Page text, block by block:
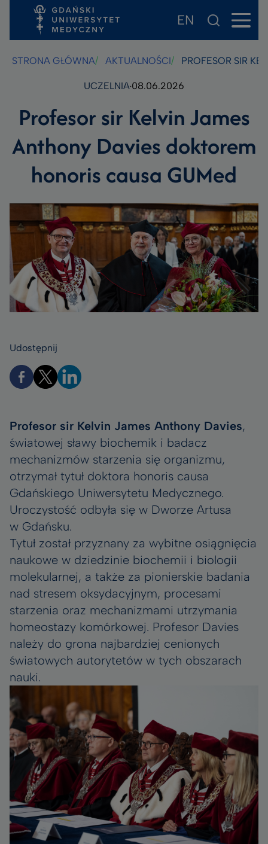
Przejdź
do
treści
Przejdź
do
wyszukiwarki
Przejdź
do
stopki
EN
STRONA GŁÓWNA AKTUALNOŚCI PROFESOR SIR
UCZELNIA 08.06.2026
Profesor sir Kelvin James
Anthony Davies doktorem
honoris causa GUMed
Udostępnij
Profesor sir Kelvin James Anthony Davies,
światowej sławy biochemik i badacz
mechanizmów starzenia się organizmu,
otrzymał tytuł doktora honoris causa
Gdańskiego Uniwersytetu Medycznego.
Uroczystość odbyła się w Dworze Artusa
w Gdańsku.
Tytuł został przyznany za wybitne osiągnięcia
naukowe w dziedzinie biochemii i biologii
molekularnej, a także za pionierskie badania
nad stresem oksydacyjnym, procesami
starzenia oraz mechanizmami utrzymania
homeostazy komórkowej. Profesor Davies
należy do grona najbardziej cenionych
światowych autorytetów w tych obszarach
nauki.